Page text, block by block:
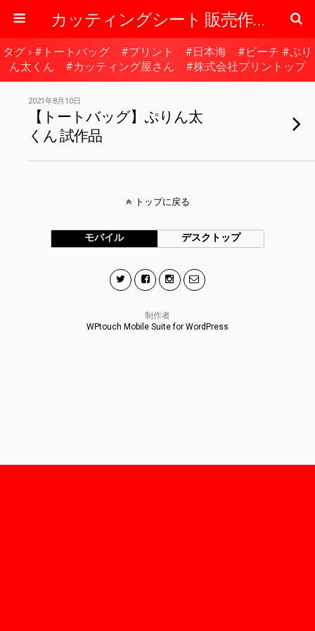
カッティングシート 販売作成の専門店 【東京】 ぷりん太くんのブログ
タグ › #トートバッグ #プリント #日本海 #ビーチ #ぷり
ん太くん #カッティング屋さん #株式会社プリントップ
2021年8月10日
【トートバッグ】ぷりん太
くん 試作品
トップに戻る
モバイル デスクトップ
制作者
WPtouch Mobile Suite for WordPress